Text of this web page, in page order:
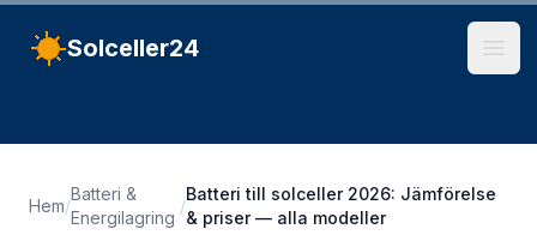
Solceller24
Hem/
Batteri &
Energilagring
/
Batteri till solceller 2026: Jämförelse
& priser — alla modeller